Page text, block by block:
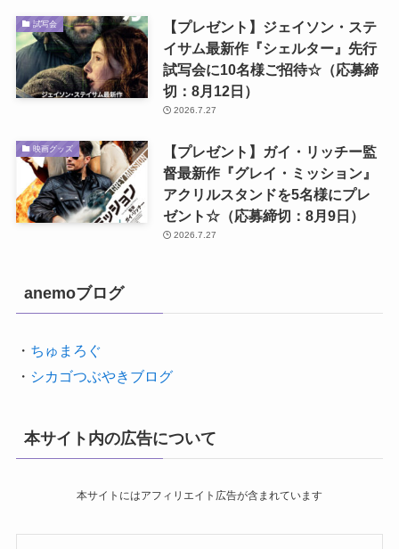
試写会
【プレゼント】ジェイソン・ステ
イサム最新作『シェルター』先行
試写会に10名様ご招待☆（応募締
切：8月12日）
2026.7.27
映画グッズ
【プレゼント】ガイ・リッチー監
督最新作『グレイ・ミッション』
アクリルスタンドを5名様にプレ
ゼント☆（応募締切：8月9日）
2026.7.27
anemoブログ
・ ちゅまろぐ
・ シカゴつぶやきブログ
本サイト内の広告について
本サイトにはアフィリエイト広告が含まれています